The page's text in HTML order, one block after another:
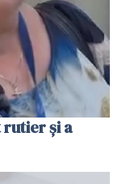
rutier și a